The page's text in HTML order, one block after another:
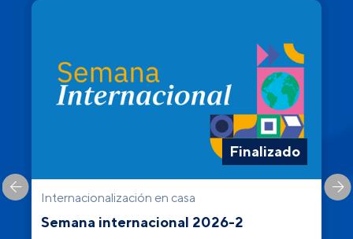
Finalizado
Internacionalización en casa
Semana internacional 2026-2